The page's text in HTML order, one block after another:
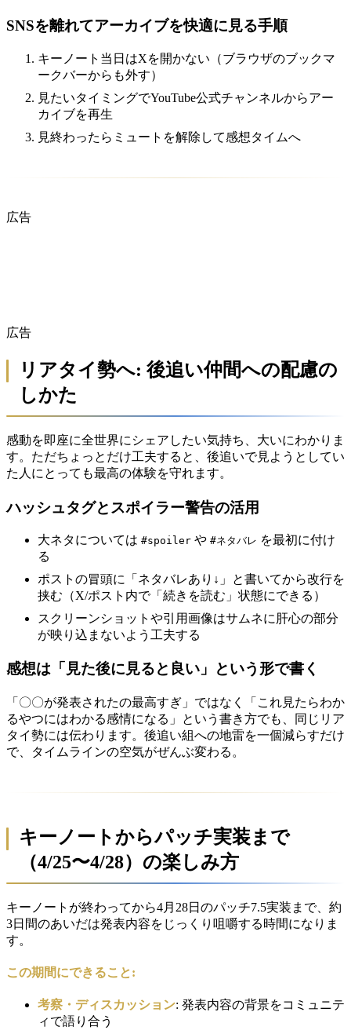
SNSを離れてアーカイブを快適に見る手順
キーノート当日はXを開かない（ブラウザのブックマ
ークバーからも外す）
見たいタイミングでYouTube公式チャンネルからアー
カイブを再生
見終わったらミュートを解除して感想タイムへ
広告
広告
リアタイ勢へ: 後追い仲間への配慮の
しかた
感動を即座に全世界にシェアしたい気持ち、大いにわかりま
す。ただちょっとだけ工夫すると、後追いで見ようとしてい
た人にとっても最高の体験を守れます。
ハッシュタグとスポイラー警告の活用
大ネタについては #spoiler や #ネタバレ を最初に付け
る
ポストの冒頭に「ネタバレあり↓」と書いてから改行を
挟む（X/ポスト内で「続きを読む」状態にできる）
スクリーンショットや引用画像はサムネに肝心の部分
が映り込まないよう工夫する
感想は「見た後に見ると良い」という形で書く
「〇〇が発表されたの最高すぎ」ではなく「これ見たらわか
るやつにはわかる感情になる」という書き方でも、同じリア
タイ勢には伝わります。後追い組への地雷を一個減らすだけ
で、タイムラインの空気がぜんぶ変わる。
キーノートからパッチ実装まで
（4/25〜4/28）の楽しみ方
キーノートが終わってから4月28日のパッチ7.5実装まで、約
3日間のあいだは発表内容をじっくり咀嚼する時間になりま
す。
この期間にできること:
考察・ディスカッション: 発表内容の背景をコミュニテ
ィで語り合う